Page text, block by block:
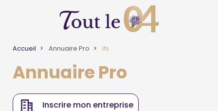
Accueil Annuaire Pro ifs
Annuaire Pro
Inscrire mon entreprise